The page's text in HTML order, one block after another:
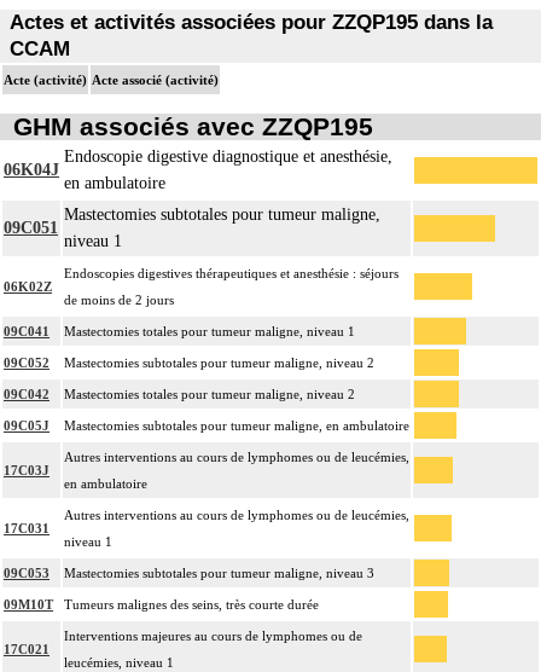
Actes et activités associées pour ZZQP195 dans la
CCAM
Acte (activité) Acte associé (activité)
GHM associés avec ZZQP195
06K04J
Endoscopie digestive diagnostique et anesthésie,
en ambulatoire
09C051
Mastectomies subtotales pour tumeur maligne,
niveau 1
06K02Z
Endoscopies digestives thérapeutiques et anesthésie : séjours
de moins de 2 jours
09C041 Mastectomies totales pour tumeur maligne, niveau 1
09C052 Mastectomies subtotales pour tumeur maligne, niveau 2
09C042 Mastectomies totales pour tumeur maligne, niveau 2
09C05J Mastectomies subtotales pour tumeur maligne, en ambulatoire
17C03J
Autres interventions au cours de lymphomes ou de leucémies,
en ambulatoire
17C031
Autres interventions au cours de lymphomes ou de leucémies,
niveau 1
09C053 Mastectomies subtotales pour tumeur maligne, niveau 3
09M10T Tumeurs malignes des seins, très courte durée
17C021
Interventions majeures au cours de lymphomes ou de
leucémies, niveau 1